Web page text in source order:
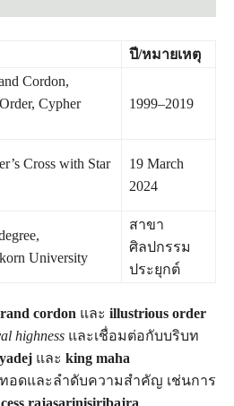
ปี/หมายเหตุ
Cordon,
Cypher
1999–2019
Cross with Star
19 March
2024
University
สาขา
ศิลปกรรม
ประยุกต์
cordon และ illustrious order
highness และเชื่อมต่อกับบริบท
และ king maha
อดและลำดับความสำคัญ เช่นการ